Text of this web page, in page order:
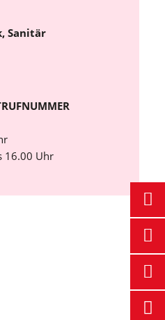
Sanitär
16.00 Uhr